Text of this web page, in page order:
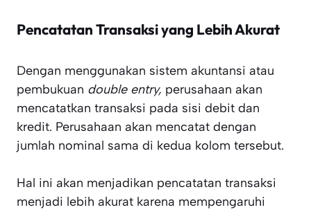
Pencatatan Transaksi yang Lebih Akurat
Dengan menggunakan sistem akuntansi atau
pembukuan double entry, perusahaan akan
mencatatkan transaksi pada sisi debit dan
kredit. Perusahaan akan mencatat dengan
jumlah nominal sama di kedua kolom tersebut.
Hal ini akan menjadikan pencatatan transaksi
menjadi lebih akurat karena mempengaruhi